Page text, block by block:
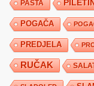
PASTA
POGAČA
PREDJELA
RUČAK